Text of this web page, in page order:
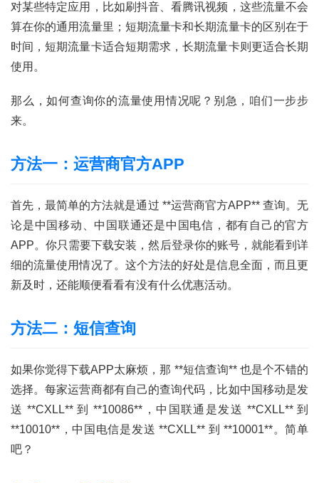
对某些特定应用，比如刷抖音、看腾讯视频，这些流量不会
算在你的通用流量里；短期流量卡和长期流量卡的区别在于
时间，短期流量卡适合短期需求，长期流量卡则更适合长期
使用。
那么，如何查询你的流量使用情况呢？别急，咱们一步步
来。
方法一：运营商官方APP
首先，最简单的方法就是通过 **运营商官方APP** 查询。无
论是中国移动、中国联通还是中国电信，都有自己的官方
APP。你只需要下载安装，然后登录你的账号，就能看到详
细的流量使用情况了。这个方法的好处是信息全面，而且更
新及时，还能顺便看看有没有什么优惠活动。
方法二：短信查询
如果你觉得下载APP太麻烦，那 **短信查询** 也是个不错的
选择。每家运营商都有自己的查询代码，比如中国移动是发
送 **CXLL** 到 **10086**，中国联通是发送 **CXLL** 到
**10010**，中国电信是发送 **CXLL** 到 **10001**。简单
吧？